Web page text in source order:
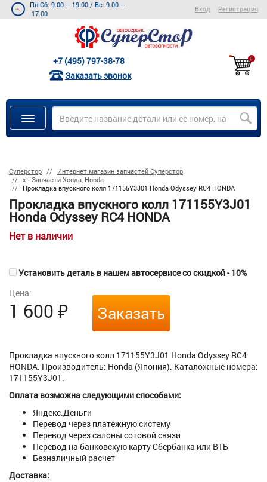
Пн-Сб: 9.00 – 19.00 / Вс: 9.00 –
17.00
Вход Регистрация
+7 (495) 797-38-78
Заказать звонок
0
Суперстор
Интернет магазин запчастей Суперстор
х - Запчасти Хонда, Honda
Прокладка впускного колл 171155Y3J01 Honda Odyssey RC4 HONDA
Прокладка впускного колл 171155Y3J01
Honda Odyssey RC4 HONDA
Нет в наличии
Установить деталь в нашем автосервисе со скидкой - 10%
Цена:
1 600 ₽ Заказать
Прокладка впускного колл 171155Y3J01 Honda Odyssey RC4
HONDA. Производитель: Honda (Япония). Каталожные номера:
171155Y3J01.
Оплата возможна следующими способами:
Яндекс.Деньги
Перевод через платежную систему
Перевод через салоны сотовой связи
Перевод на банковскую карту Сбербанка или ВТБ
Безналичный расчет
Доставка: